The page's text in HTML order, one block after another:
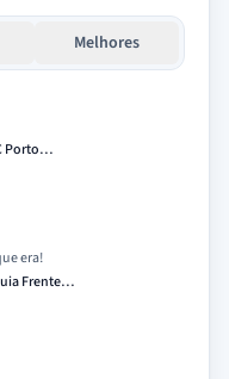
Melhores
Porto…
era!
Frente…